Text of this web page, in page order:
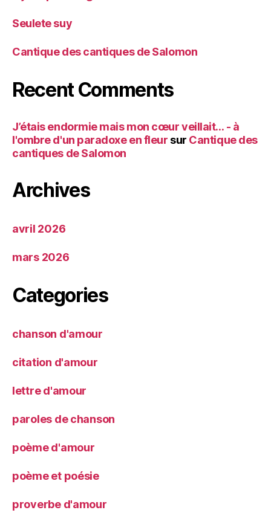
Seulete suy
Cantique des cantiques de Salomon
Recent Comments
J’étais endormie mais mon cœur veillait… - à
l'ombre d'un paradoxe en fleur sur Cantique des
cantiques de Salomon
Archives
avril 2026
mars 2026
Categories
chanson d'amour
citation d'amour
lettre d'amour
paroles de chanson
poème d'amour
poème et poésie
proverbe d'amour